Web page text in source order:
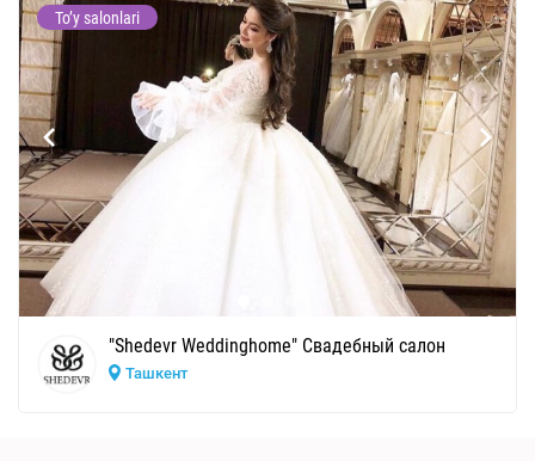
To’y salonlari
"Shedevr Weddinghome" Свадебный салон
Ташкент